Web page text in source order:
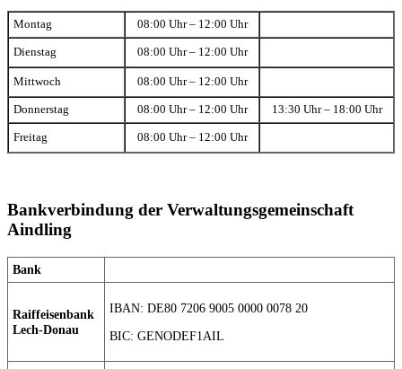
Montag 08:00 Uhr – 12:00 Uhr
Dienstag 08:00 Uhr – 12:00 Uhr
Mittwoch 08:00 Uhr – 12:00 Uhr
Donnerstag 08:00 Uhr – 12:00 Uhr 13:30 Uhr – 18:00 Uhr
Freitag 08:00 Uhr – 12:00 Uhr
Bankverbindung der Verwaltungsgemeinschaft
Aindling
Bank
Raiffeisenbank
Lech-Donau
IBAN: DE80 7206 9005 0000 0078 20
BIC: GENODEF1AIL